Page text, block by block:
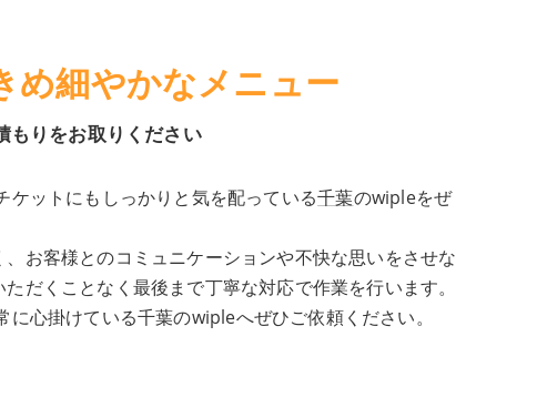
め細やかなメニュー
もりをお取りください
ケットにもしっかりと気を配っている千葉のwipleをぜ
お客様とのコミュニケーションや不快な思いをさせな
だくことなく最後まで丁寧な対応で作業を行います。
心掛けている千葉のwipleへぜひご依頼ください。